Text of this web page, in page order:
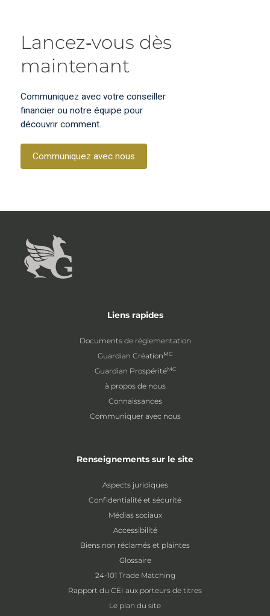
Lancez‑vous dès
maintenant
Communiquez avec votre conseiller
financier ou notre équipe pour
découvrir comment.
Communiquez avec nous
Liens rapides
Documents de réglementation
Guardian CréationMC
Guardian ProspéritéMC
à propos de nous
Connaissances
Communiquer avec nous
Renseignements sur le site
Aspects juridiques
Confidentialité et sécurité
Médias sociaux
Accessibilité
Biens non réclamés et plaintes
Glossaire
24-101 Trade Matching
Rapport du CEI aux porteurs de titres
Le plan du site